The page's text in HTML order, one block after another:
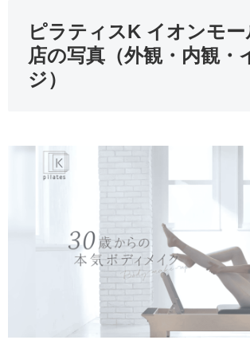
ピラティスK イオンモー
店の写真（外観・内観・
ジ）